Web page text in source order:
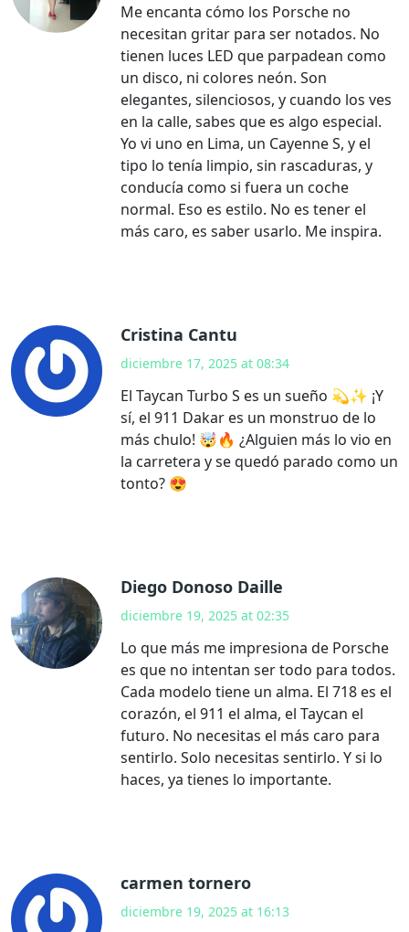
Me encanta cómo los Porsche no
necesitan gritar para ser notados. No
tienen luces LED que parpadean como
un disco, ni colores neón. Son
elegantes, silenciosos, y cuando los ves
en la calle, sabes que es algo especial.
Yo vi uno en Lima, un Cayenne S, y el
tipo lo tenía limpio, sin rascaduras, y
conducía como si fuera un coche
normal. Eso es estilo. No es tener el
más caro, es saber usarlo. Me inspira.
Cristina Cantu
diciembre 17, 2025 at 08:34
El Taycan Turbo S es un sueño 💫✨ ¡Y
sí, el 911 Dakar es un monstruo de lo
más chulo! 🤯🔥 ¿Alguien más lo vio en
la carretera y se quedó parado como un
tonto? 😍
Diego Donoso Daille
diciembre 19, 2025 at 02:35
Lo que más me impresiona de Porsche
es que no intentan ser todo para todos.
Cada modelo tiene un alma. El 718 es el
corazón, el 911 el alma, el Taycan el
futuro. No necesitas el más caro para
sentirlo. Solo necesitas sentirlo. Y si lo
haces, ya tienes lo importante.
carmen tornero
diciembre 19, 2025 at 16:13